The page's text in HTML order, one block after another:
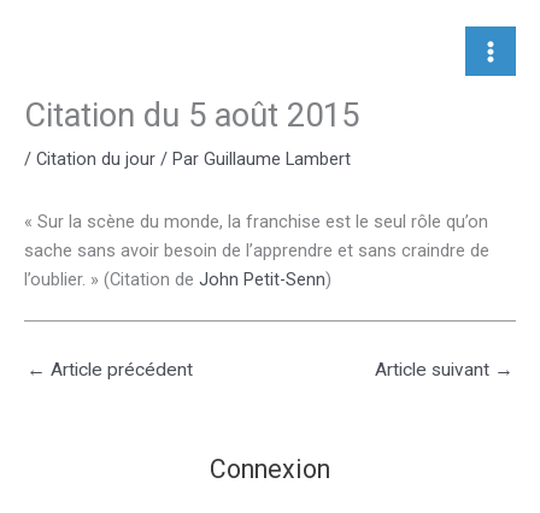
Citation du 5 août 2015
/ Citation du jour / Par Guillaume Lambert
« Sur la scène du monde, la franchise est le seul rôle qu’on
sache sans avoir besoin de l’apprendre et sans craindre de
l’oublier. » (Citation de John Petit-Senn)
← Article précédent Article suivant →
Connexion